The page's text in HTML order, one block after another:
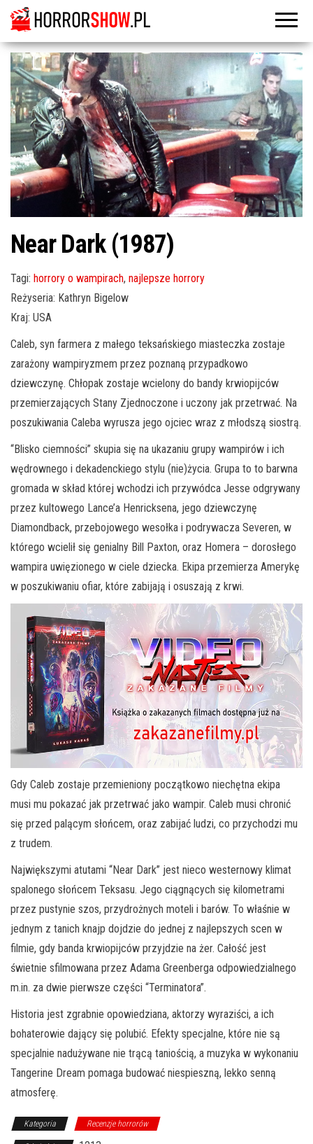
Near Dark (1987)
Tagi: horrory o wampirach, najlepsze horrory
Reżyseria: Kathryn Bigelow
Kraj: USA
Caleb, syn farmera z małego teksańskiego miasteczka zostaje
zarażony wampiryzmem przez poznaną przypadkowo
dziewczynę. Chłopak zostaje wcielony do bandy krwiopijców
przemierzających Stany Zjednoczone i uczony jak przetrwać. Na
poszukiwania Caleba wyrusza jego ojciec wraz z młodszą siostrą.
“Blisko ciemności” skupia się na ukazaniu grupy wampirów i ich
wędrownego i dekadenckiego stylu (nie)życia. Grupa to to barwna
gromada w skład której wchodzi ich przywódca Jesse odgrywany
przez kultowego Lance’a Henricksena, jego dziewczynę
Diamondback, przebojowego wesołka i podrywacza Severen, w
którego wcielił się genialny Bill Paxton, oraz Homera – dorosłego
wampira uwięzionego w ciele dziecka. Ekipa przemierza Amerykę
w poszukiwaniu ofiar, które zabijają i osuszają z krwi.
Gdy Caleb zostaje przemieniony początkowo niechętna ekipa
musi mu pokazać jak przetrwać jako wampir. Caleb musi chronić
się przed palącym słońcem, oraz zabijać ludzi, co przychodzi mu
z trudem.
Największymi atutami “Near Dark” jest nieco westernowy klimat
spalonego słońcem Teksasu. Jego ciągnących się kilometrami
przez pustynie szos, przydrożnych moteli i barów. To właśnie w
jednym z tanich knajp dojdzie do jednej z najlepszych scen w
filmie, gdy banda krwiopijców przyjdzie na żer. Całość jest
świetnie sfilmowana przez Adama Greenberga odpowiedzialnego
m.in. za dwie pierwsze części “Terminatora”.
Historia jest zgrabnie opowiedziana, aktorzy wyraziści, a ich
bohaterowie dający się polubić. Efekty specjalne, które nie są
specjalnie nadużywane nie trącą taniością, a muzyka w wykonaniu
Tangerine Dream pomaga budować niespieszną, lekko senną
atmosferę.
Kategoria Recenzje horrorów